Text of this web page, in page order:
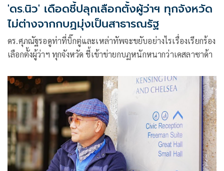
'ดร.นิว' เดือดชี้ปลุกเลือกตั้งผู้ว่าฯ ทุกจังหวัด
ไม่ต่างจากกบฏมุ่งเป็นสาธารณรัฐ
ดร.ศุภณัฐรอดูท่าที่บิ๊กตู่และเหล่าทัพจะขยับอย่างไรเรื่องเรียกร้อง
เลือกตั้งผู้ว่าฯ ทุกจังหวัด ชี้เข้าข่ายกบฏหนักหนากว่าเคสลาซาด้า